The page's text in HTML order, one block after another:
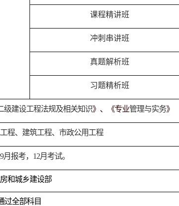
课程精讲班
冲刺串讲班
真题解析班
习题精析班
级建设工程法规及相关知识》、《专业管理与实务》
程、建筑工程、市政公用工程
报考，12月考试。
和城乡建设部
过全部科目